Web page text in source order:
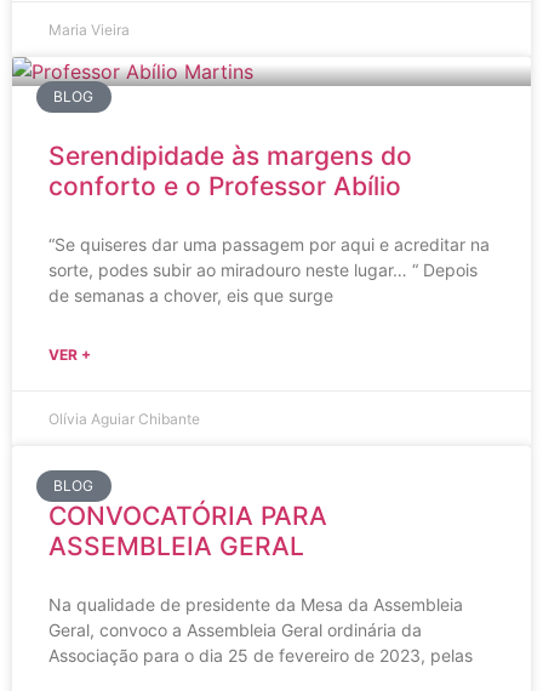
Maria Vieira
BLOG
Serendipidade às margens do
conforto e o Professor Abílio
“Se quiseres dar uma passagem por aqui e acreditar na
sorte, podes subir ao miradouro neste lugar… “ Depois
de semanas a chover, eis que surge
VER +
Olívia Aguiar Chibante
BLOG
CONVOCATÓRIA PARA
ASSEMBLEIA GERAL
Na qualidade de presidente da Mesa da Assembleia
Geral, convoco a Assembleia Geral ordinária da
Associação para o dia 25 de fevereiro de 2023, pelas